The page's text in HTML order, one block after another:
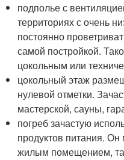
подполье с
территориях с очень
постоянно
самой постройкой.
цокольным или
цокольный этаж
нулевой отметки.
мастерской, сауны,
погреб зачастую
продуктов питания.
жилым помещением,